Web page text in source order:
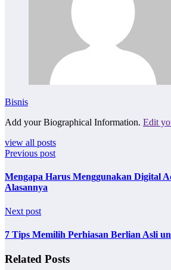
Bisnis
Add your Biographical Information. Edit
view all posts
Previous post
Mengapa Harus Menggunakan Digital
Alasannya
Next post
7 Tips Memilih Perhiasan Berlian Asli
Related Posts